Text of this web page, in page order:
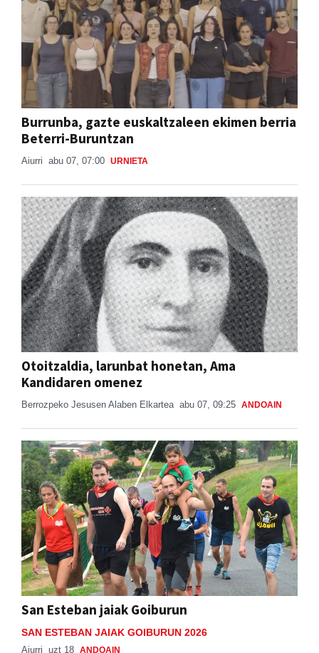
Burrunba, gazte euskaltzaleen ekimen berria
Beterri-Buruntzan
Aiurri abu 07, 07:00 URNIETA
Otoitzaldia, larunbat honetan, Ama
Kandidaren omenez
Berrozpeko Jesusen Alaben Elkartea abu 07, 09:25 ANDOAIN
San Esteban jaiak Goiburun
SAN ESTEBAN JAIAK GOIBURUN 2026
Aiurri uzt 18 ANDOAIN